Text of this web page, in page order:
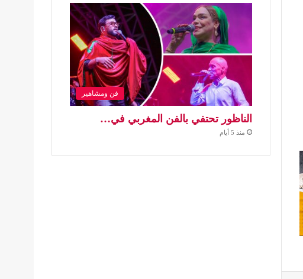
فن ومشاهير
الناظور تحتفي بالفن المغربي في…
منذ 5 أيام